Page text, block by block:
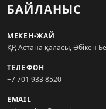
БАЙЛАНЫС
МЕКЕН-ЖАЙ
ҚР, Астана қаласы, Әбікен
ТЕЛЕФОН
+7 701 933 8520
EMAIL